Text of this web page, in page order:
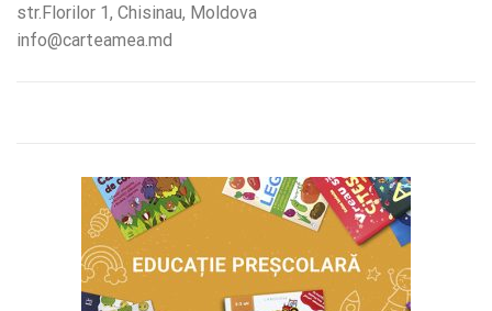
str.Florilor 1, Chisinau, Moldova
info@carteamea.md